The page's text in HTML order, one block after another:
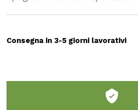
Consegna in 3-5 giorni lavorativi